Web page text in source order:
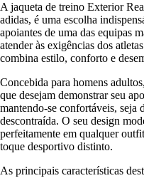
A jaqueta de treino Exterior
adidas, é uma escolha
apoiantes de uma das equipas
atender às exigências dos
combina estilo, conforto e
Concebida para homens
que desejam demonstrar seu
mantendo-se confortáveis, seja
descontraída. O seu design
perfeitamente em qualquer
toque desportivo distinto.
As principais características